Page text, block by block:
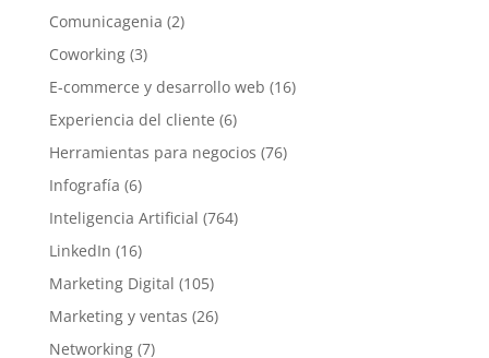
Comunicagenia (2)
Coworking(3)
E-commerce y desarrollo web (16)
Experiencia del cliente (6)
Herramientas para negocios (76)
Infografía (6)
Inteligencia Artificial (764)
LinkedIn (16)
Marketing Digital (105)
Marketing y ventas (26)
Networking(7)